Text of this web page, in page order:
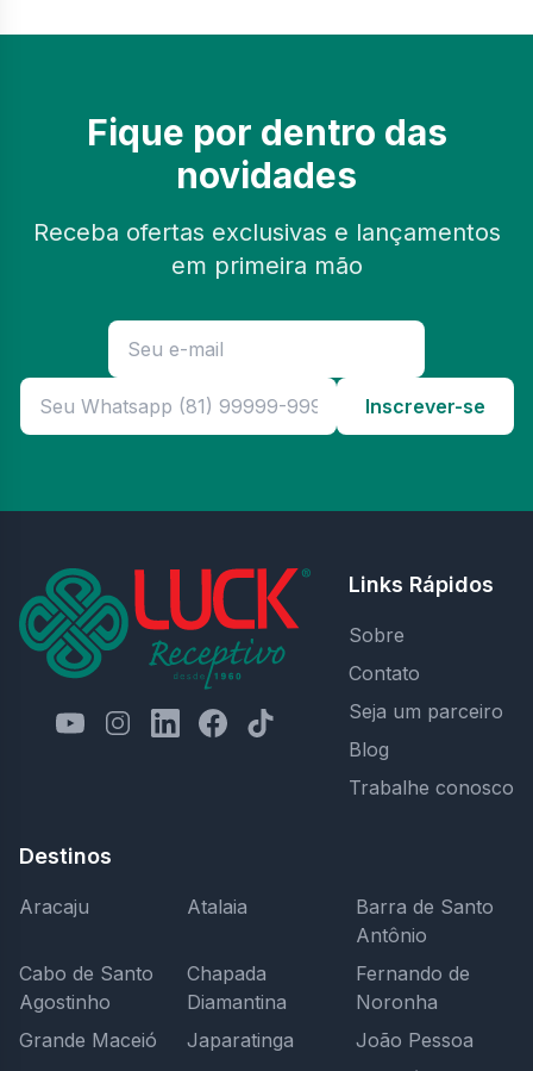
Fique por dentro das
novidades
Receba ofertas exclusivas e lançamentos
em primeira mão
Inscrever-se
Links Rápidos
Sobre
Contato
Seja um parceiro
Blog
Trabalhe conosco
Destinos
Aracaju Atalaia
Barra de Santo
Antônio
Cabo de Santo
Agostinho
Chapada
Diamantina
Fernando de
Noronha
Grande Maceió
Japaratinga
João Pessoa